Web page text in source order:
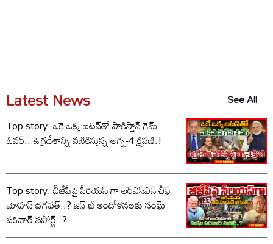
Latest News
See All
Top story: ఒకే ఒక్క బటన్‌తో పాకిస్తాన్ గేమ్
ఓవర్.. ఉగ్రదేశాన్ని వణికిస్తున్న అగ్ని-4 క్షిపణి.!
Top story: బీజేపీపై సీరియస్ గా ఆర్‌ఎస్‌ఎస్ చీఫ్
మోహన్ భగవత్..? జెన్-జీ ఆందోళనలకు సంఘ్
పరివార్ సపోర్ట్..?